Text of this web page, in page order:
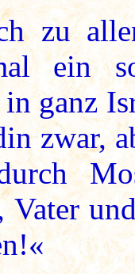
zu
ein
ganz
zwar,
Vater